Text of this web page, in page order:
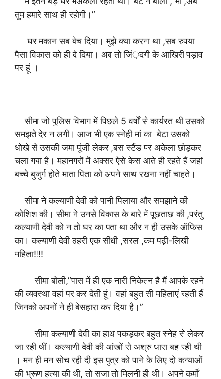
तुम हमारे साथ ही रहोगी।”
घर मकान सब बेच दिया। मुझे क्या करना था ,सब रुपया
पैसा विकास को ही दे दिया। अब तो जिं़दगी के आखिरी पड़ाव
पर हूं ।
सीमा जो पुलिस विभाग में पिछले 5 वर्षों से कार्यरत थी उसको
समझते देर न लगी। आज भी एक स्नेही मां का बेटा उसको
धोखे से उसकी जमा पूंजी लेकर ,बस स्टैंड पर अकेला छोड़कर
चला गया है। महानगरों में अक्सर ऐसे केस आते ही रहते हैं जहां
बच्चे बुजुर्ग होते माता पिता को अपने साथ रखना नहीं चाहते।
सीमा ने कल्याणी देवी को पानी पिलाया और समझाने की
कोशिश की। सीमा ने उनसे विकास के बारे में पूछताछ की ,परंतु
कल्याणी देवी को न तो घर का पता था और न ही उसके ऑफिस
का। कल्याणी देवी ठहरी एक सीधी ,सरल ,कम पढ़ी-लिखी
महिला!!!!
सीमा बोली,”पास में ही एक नारी निकेतन है मैं आपके रहने
की व्यवस्था वहां पर कर देती हूं। वहां बहुत सी महिलाएं रहती हैं
जिनको अपनों ने ही बेसहारा कर दिया है।”
सीमा कल्याणी देवी का हाथ पकड़कर बहुत स्नेह से लेकर
जा रही थीं। कल्याणी देवी की आंखों से अश्रु धारा बह रही थी
। मन ही मन सोच रही दी इस पुत्र को पाने के लिए दो कन्याओं
की भ्रूण हत्या की थी, तो सजा तो मिलनी ही थी। अपने कर्मों